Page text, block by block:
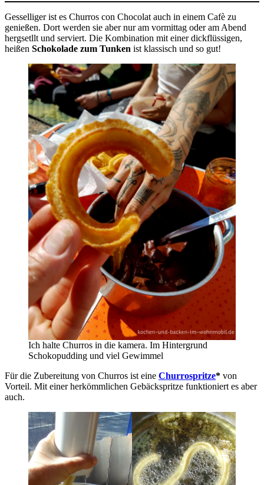
Gesselliger ist es Churros con Chocolat auch in einem Cafè zu
genießen. Dort werden sie aber nur am vormittag oder am Abend
hergsetllt und serviert. Die Kombination mit einer dickflüssigen,
heißen Schokolade zum Tunken ist klassisch und so gut!
Ich halte Churros in die kamera. Im Hintergrund
Schokopudding und viel Gewimmel
Für die Zubereitung von Churros ist eine Churrospritze* von
Vorteil. Mit einer herkömmlichen Gebäckspritze funktioniert es aber
auch.